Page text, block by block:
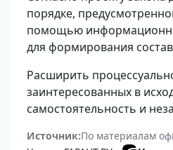
порядке,
помощью
для формирования
Расширить
заинтересованных в
самостоятельность и
Источник:По материалам